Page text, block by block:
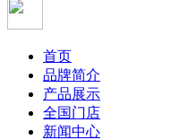
首页
品牌简介
产品展示
全国门店
新闻中心